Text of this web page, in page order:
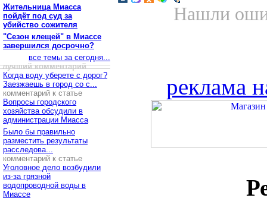
Жительница Миасса
пойдёт под суд за
убийство сожителя
"Сезон клещей" в Миассе
завершился досрочно?
все темы за сегодня...
лучший комментарий
Когда воду уберете с дорог?
Заезжаешь в город со с...
комментарий к статье
Вопросы городского
хозяйства обсудили в
администрации Миасса
Было бы правильно
разместить результаты
расследова...
комментарий к статье
Уголовное дело возбудили
из-за грязной
водопроводной воды в
Миассе
Нашли
реклама